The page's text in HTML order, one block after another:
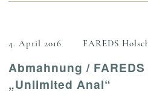
4. April 2016 FAREDS
Abmahnung /
„Unlimited Anal“